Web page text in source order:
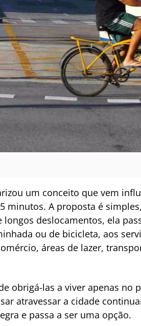
um conceito que vem
minutos. A proposta é
deslocamentos, ela
ou de bicicleta, aos
áreas de lazer,
obrigá-las a viver apenas no
atravessar a cidade
e passa a ser uma opção.